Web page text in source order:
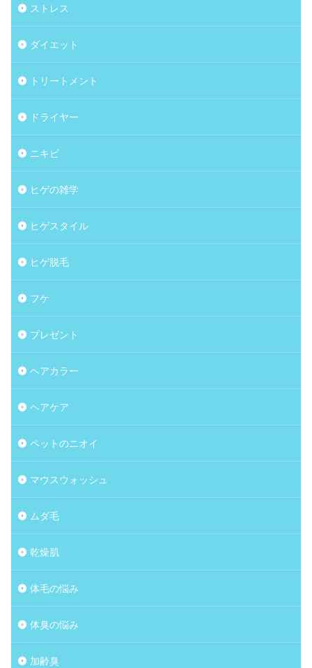
ストレス
ダイエット
トリートメント
ドライヤー
ニキビ
ヒゲの雑学
ヒゲスタイル
ヒゲ脱毛
フケ
プレゼント
ヘアカラー
ヘアケア
ペットのニオイ
マウスウォッシュ
ムダ毛
乾燥肌
体毛の悩み
体臭の悩み
加齢臭